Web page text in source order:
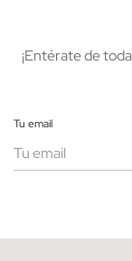
¡Entérate de
Tu email